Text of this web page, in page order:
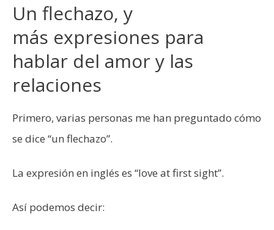
Un flechazo, y
más expresiones para
hablar del amor y las
relaciones
Primero, varias personas me han preguntado cómo
se dice “un flechazo”.
La expresión en inglés es “love at first sight”.
Así podemos decir: